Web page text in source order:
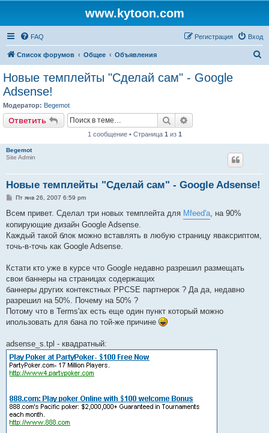
www.kytoon.com
FAQ Вход
Регистрация
Список форумов Общее Объявления
Новые темплейты "Cделай сам" - Google
Adsense!
Модератор: Begemot
Ответить Поиск
1 сообщение • Страница 1 из 1
Begemot
Site Admin
Новые темплейты "Cделай сам" - Google Adsense!
С
о
щ
е
н
и
Пт янв 26, 2007 6:59 pm
Всем привет. Сделал три новых темплейта для Mfeed'а , на 90%
копирующие дизайн Google Adsense.
Каждый такой блок можно вставлять в любую страницу яваксриптом,
точь-в-точь как Google Adsense.
Кстати кто уже в курсе что Google недавно разрешил размещать
свои баннеры на страницах содержащих
баннеры других контекстных PPCSE партнерок ? Да да, недавно
разрешил на 50%. Почему на 50% ?
Потому что в Terms'ах есть еще один пункт который можно
ипользовать для бана по той-же причине
adsense_s.tpl - квадратный: